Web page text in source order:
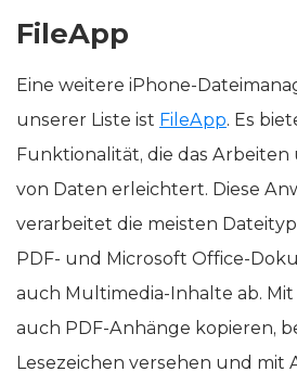
FileApp
Eine weitere iPhone-
unserer Liste ist FileApp. Es
Funktionalität, die das Arbeiten
von Daten erleichtert. Diese
verarbeitet die meisten
PDF- und Microsoft Office-
auch Multimedia-Inhalte ab.
auch PDF-Anhänge kopieren,
Lesezeichen versehen und mit